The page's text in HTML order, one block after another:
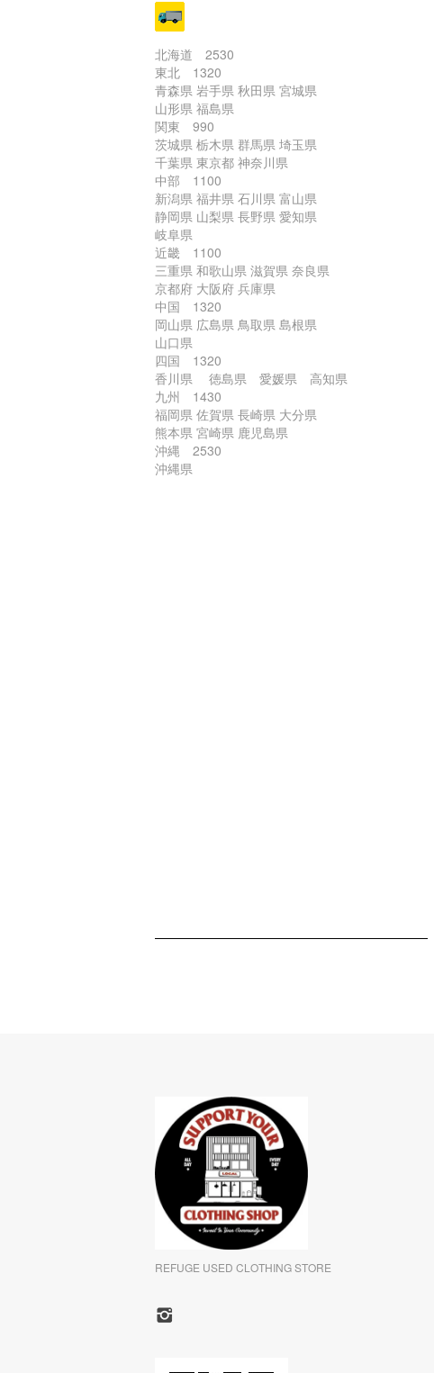
北海道 2530
東北 1320
青森県 岩手県 秋田県 宮城県
山形県 福島県
関東 990
茨城県 栃木県 群馬県 埼玉県
千葉県 東京都 神奈川県
中部 1100
新潟県 福井県 石川県 富山県
静岡県 山梨県 長野県 愛知県
岐阜県
近畿 1100
三重県 和歌山県 滋賀県 奈良県
京都府 大阪府 兵庫県
中国 1320
岡山県 広島県 鳥取県 島根県
山口県
四国 1320
香川県 徳島県 愛媛県 高知県
九州 1430
福岡県 佐賀県 長崎県 大分県
熊本県 宮崎県 鹿児島県
沖縄 2530
沖縄県
REFUGE USED CLOTHING STORE